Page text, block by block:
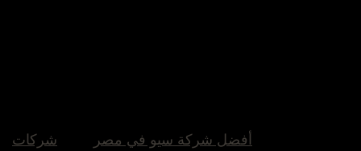
أفضل شركة سيو في مصر
شركات